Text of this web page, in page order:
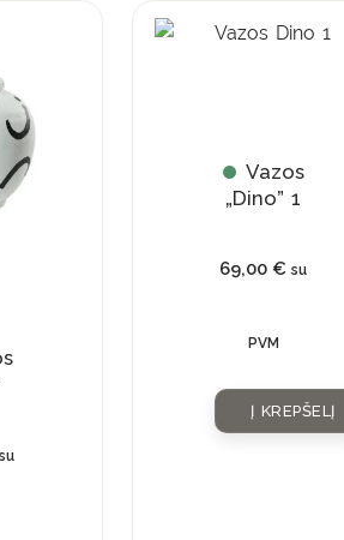
su
Vazos
„Dino” 1
69,00€ su
PVM
Į KREPŠELĮ